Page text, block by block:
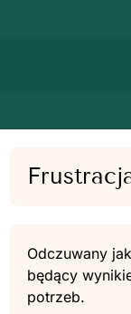
Odczuwany
będący
potrzeb.